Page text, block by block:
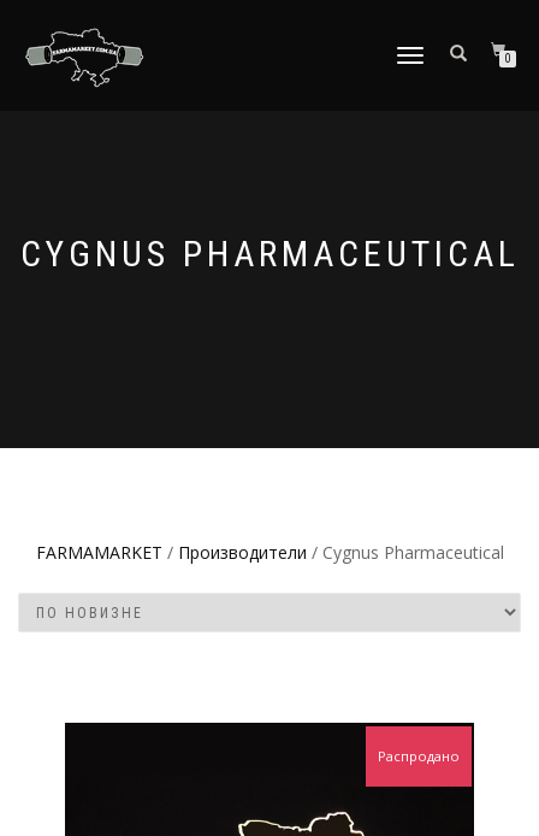
ПЕРЕКЛЮЧИТЬ
0
CYGNUS PHARMACEUTICAL
FARMAMARKET / Производители / Cygnus Pharmaceutical
Распродано